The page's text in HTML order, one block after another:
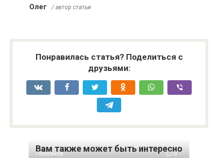
Олег / автор статьи
Понравилась статья? Поделиться с
друзьями:
Вам также может быть интересно
Полезное 0